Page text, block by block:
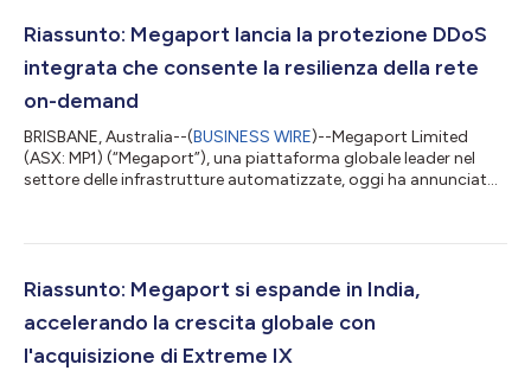
piattaforma di calcolo Latitude.sh, offrendo alle aziende una
base unificata che copre...
Riassunto: Megaport lancia la protezione DDoS
integrata che consente la resilienza della rete
on-demand
BRISBANE, Australia--(BUSINESS WIRE)--Megaport Limited
(ASX: MP1) (“Megaport”), una piattaforma globale leader nel
settore delle infrastrutture automatizzate, oggi ha annunciato
consente ai clienti di filtrare il traffico nocivo direttamente
un servizio separato o esterno, per garantire la continuità
operativa in contest...
Riassunto: Megaport si espande in India,
accelerando la crescita globale con
l'acquisizione di Extreme IX